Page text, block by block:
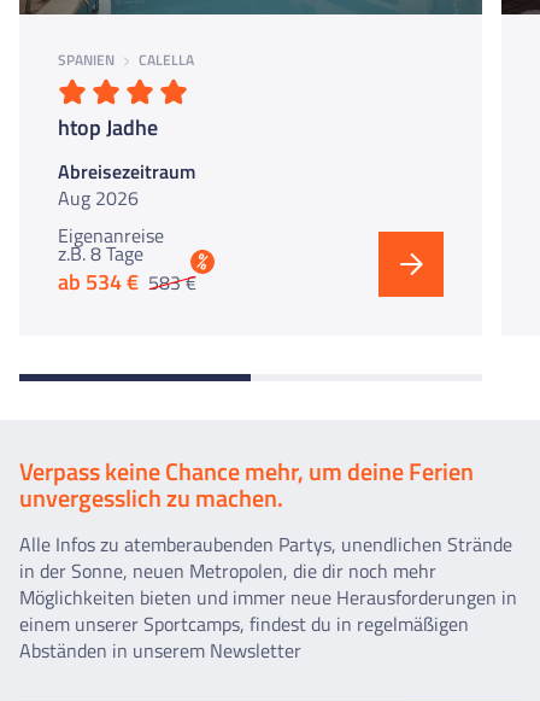
SPANIEN CALELLA
htop Jadhe
Abreisezeitraum
Aug 2026
Eigenanreise
z.B. 8 Tage
ab 534 € 583 €
%
Verpass keine Chance mehr, um deine Ferien
unvergesslich zu machen.
Alle Infos zu atemberaubenden Partys, unendlichen Strände
in der Sonne, neuen Metropolen, die dir noch mehr
Möglichkeiten bieten und immer neue Herausforderungen in
einem unserer Sportcamps, findest du in regelmäßigen
Abständen in unserem Newsletter